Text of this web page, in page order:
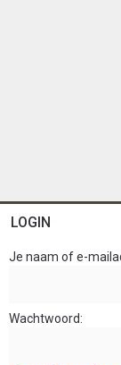
LOGIN
Je naam of e-
Wachtwoord